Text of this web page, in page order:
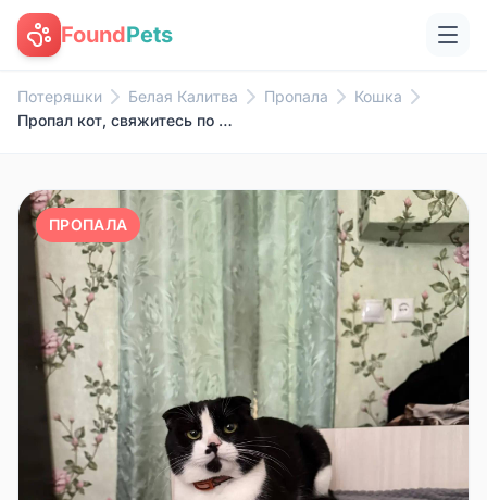
FoundPets
Потеряшки Белая Калитва Пропала
Кошка
Пропал кот, свяжитесь по номеру 89895354540
ПРОПАЛА